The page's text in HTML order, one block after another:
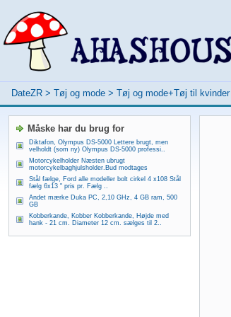
DateZR > Tøj og mode > Tøj og mode+Tøj til kvinder
Måske har du brug for
Diktafon, Olympus DS-5000 Lettere brugt, men
velholdt (som ny) Olympus DS-5000 professi..
Motorcykelholder Næsten ubrugt
motorcykelbaghjulsholder.Bud modtages
Stål fælge, Ford alle modeller bolt cirkel 4 x108 Stål
fælg 6x13 " pris pr. Fælg ..
Andet mærke Duka PC, 2,10 GHz, 4 GB ram, 500
GB
Kobberkande, Kobber Kobberkande, Højde med
hank - 21 cm. Diameter 12 cm. sælges til 2..